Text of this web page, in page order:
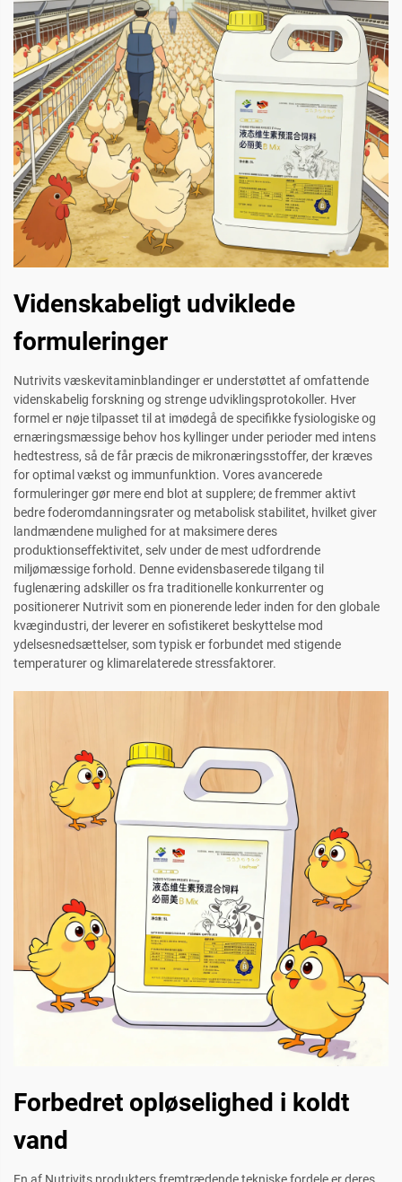
Videnskabeligt udviklede
formuleringer
Nutrivits væskevitaminblandinger er understøttet af omfattende
videnskabelig forskning og strenge udviklingsprotokoller. Hver
formel er nøje tilpasset til at imødegå de specifikke fysiologiske og
ernæringsmæssige behov hos kyllinger under perioder med intens
hedtestress, så de får præcis de mikronæringsstoffer, der kræves
for optimal vækst og immunfunktion. Vores avancerede
formuleringer gør mere end blot at supplere; de fremmer aktivt
bedre foderomdanningsrater og metabolisk stabilitet, hvilket giver
landmændene mulighed for at maksimere deres
produktionseffektivitet, selv under de mest udfordrende
miljømæssige forhold. Denne evidensbaserede tilgang til
fuglenæring adskiller os fra traditionelle konkurrenter og
positionerer Nutrivit som en pionerende leder inden for den globale
kvægindustri, der leverer en sofistikeret beskyttelse mod
ydelsesnedsættelser, som typisk er forbundet med stigende
temperaturer og klimarelaterede stressfaktorer.
Forbedret opløselighed i koldt
vand